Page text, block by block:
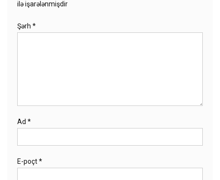
ilə işarələnmişdir
Şərh *
Ad *
E-poçt*